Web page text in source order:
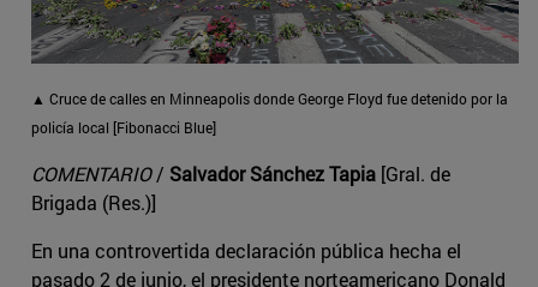
▲ Cruce de calles en Minneapolis donde George Floyd fue detenido por la
policía local [Fibonacci Blue]
COMENTARIO/ Salvador Sánchez Tapia [Gral. de
Brigada (Res.)]
En una controvertida declaración pública hecha el
pasado 2 de junio, el presidente norteamericano Donald